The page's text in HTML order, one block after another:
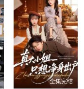
全集完结